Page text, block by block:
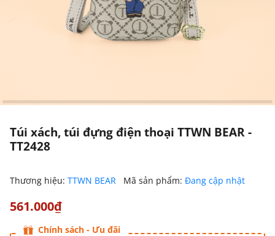
Túi xách, túi đựng điện thoại TTWN BEAR -
TT2428
Thương hiệu: TTWN BEAR Mã sản phẩm: Đang cập nhật
561.000₫
Chính sách - Ưu đãi